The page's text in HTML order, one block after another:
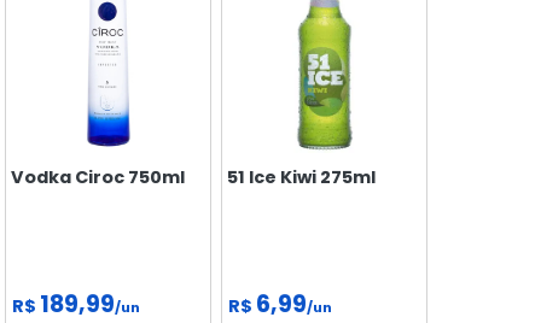
Vodka Ciroc 750ml
R$ 189,99/un
51 Ice Kiwi 275ml
R$ 6,99/un